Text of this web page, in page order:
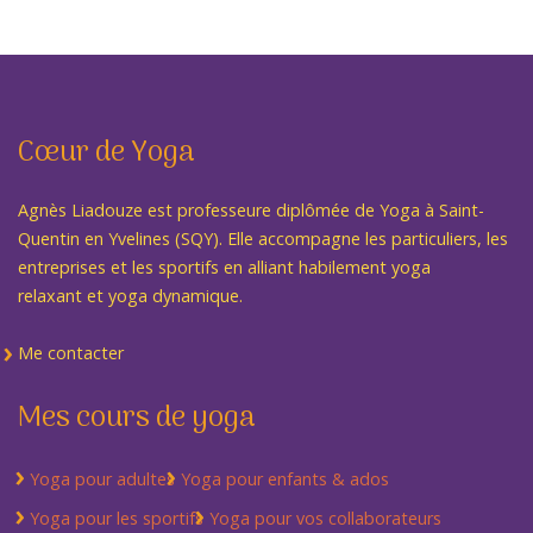
Cœur de Yoga
Agnès Liadouze est professeure diplômée de Yoga à Saint-
Quentin en Yvelines (SQY). Elle accompagne les particuliers, les
entreprises et les sportifs en alliant habilement yoga
relaxant et yoga dynamique.
Me contacter
Mes cours de yoga
Yoga pour adultes Yoga pour enfants & ados
Yoga pour les sportifs Yoga pour vos collaborateurs